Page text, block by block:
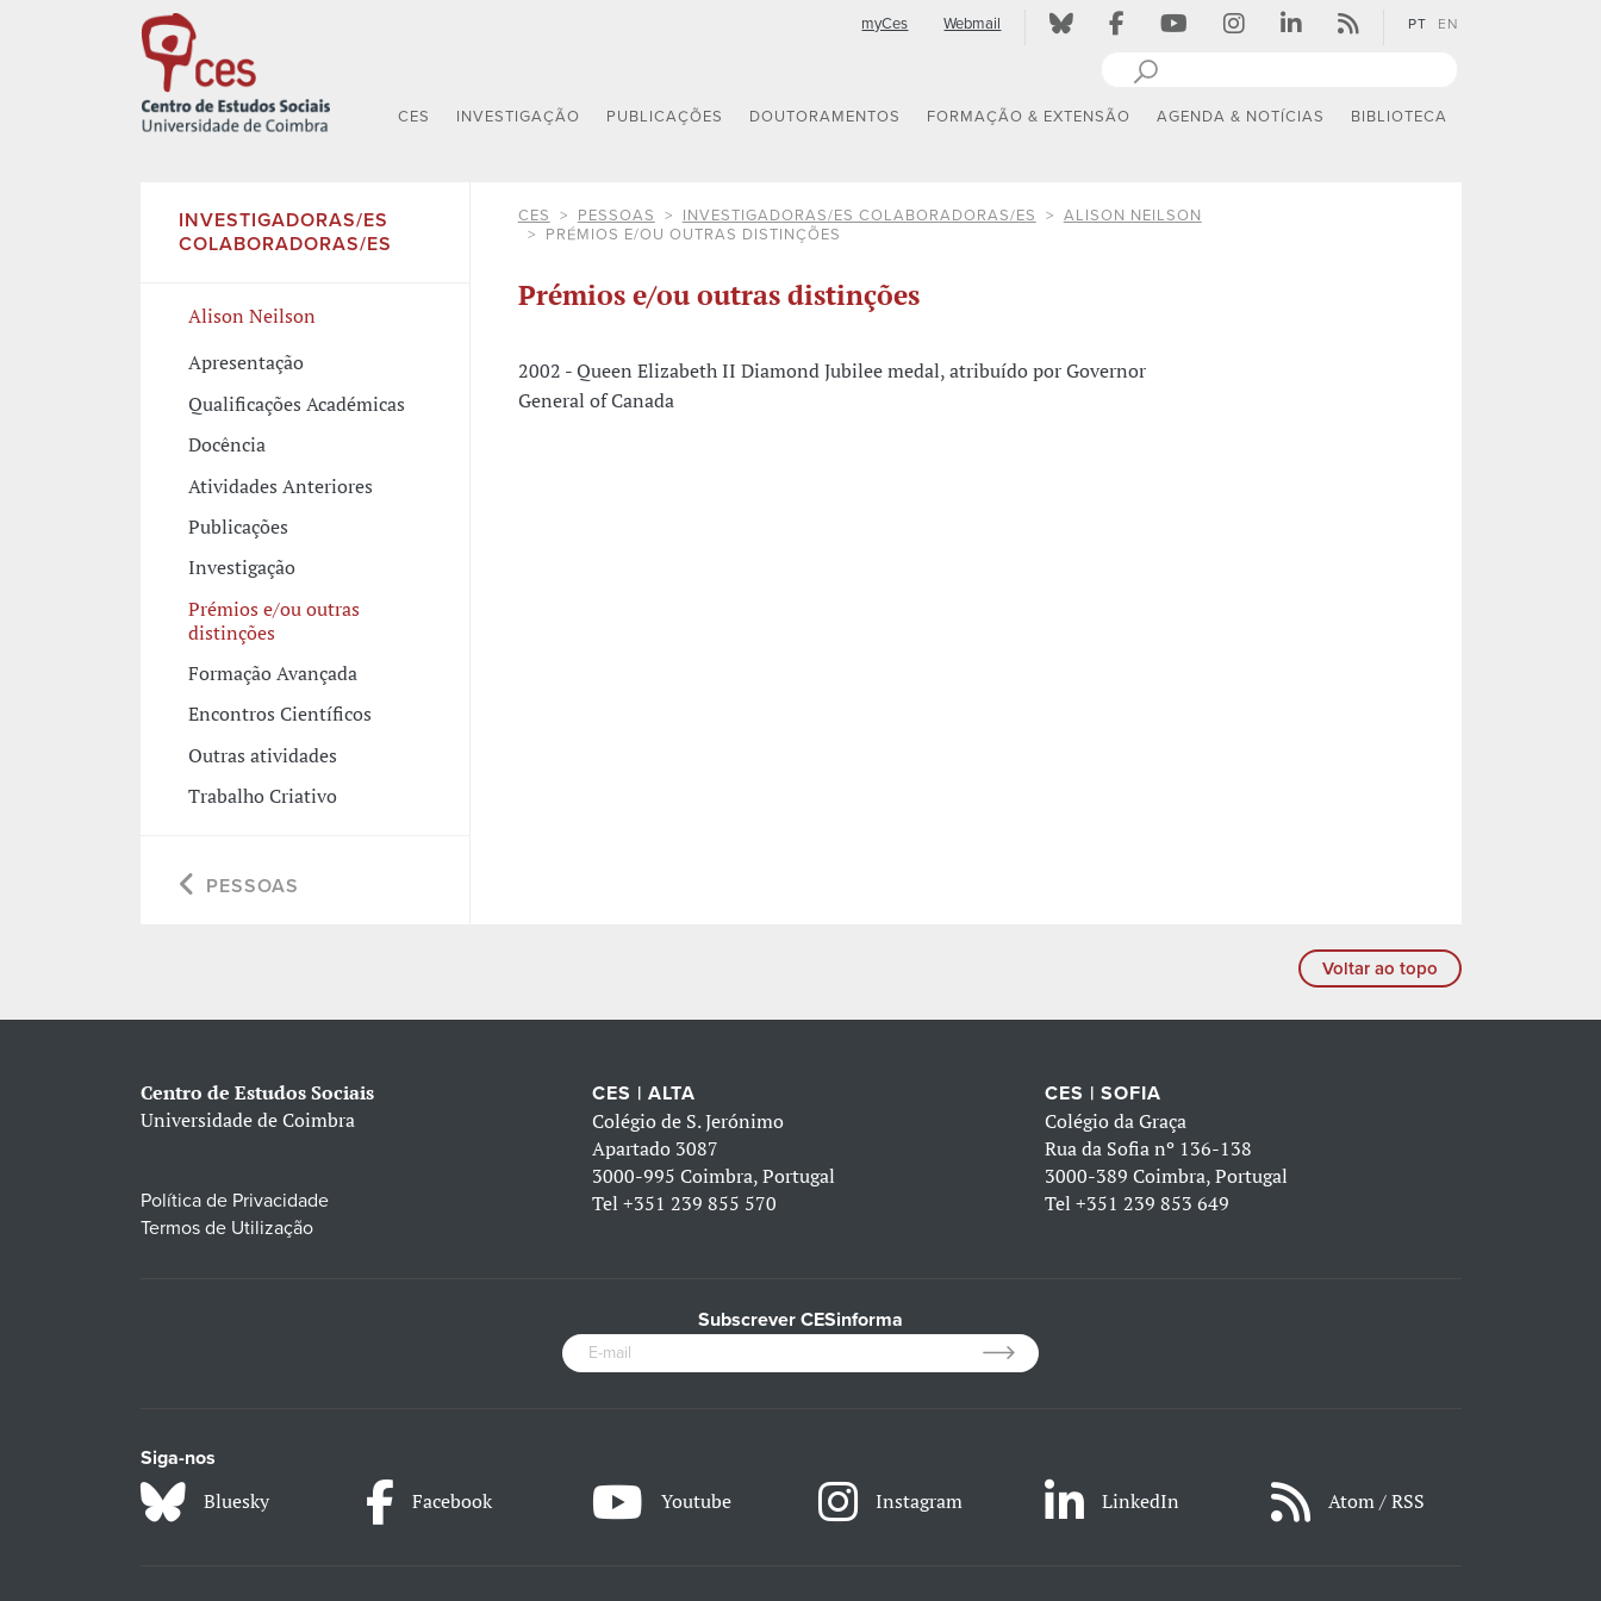
myCes Webmail PT EN
CES INVESTIGAÇÃO PUBLICAÇÕES DOUTORAMENTOS FORMAÇÃO & EXTENSÃO AGENDA & NOTÍCIAS BIBLIOTECA
INVESTIGADORAS/ES
COLABORADORAS/ES
Alison Neilson
Apresentação
Qualificações Académicas
Docência
Atividades Anteriores
Publicações
Investigação
Prémios e/ou outras
distinções
Formação Avançada
Encontros Científicos
Outras atividades
Trabalho Criativo
PESSOAS
CES PESSOAS INVESTIGADORAS/ES COLABORADORAS/ES
ALISON NEILSON
PRÉMIOS E/OU OUTRAS DISTINÇÕES
Prémios e/ou outras distinções
2002 - Queen Elizabeth II Diamond Jubilee medal, atribuído por Governor
General of Canada
Voltar ao topo
Centro de Estudos Sociais
Universidade de Coimbra
Política de Privacidade
Termos de Utilização
CES | ALTA
Colégio de S. Jerónimo
Apartado 3087
3000-995 Coimbra, Portugal
Tel+351 239 855 570
CES | SOFIA
Colégio da Graça
Rua da Sofia nº 136-138
3000-389 Coimbra, Portugal
Tel +351 239 853 649
Subscrever CESinforma
Siga-nos
Bluesky Facebook Youtube Instagram LinkedIn Atom / RSS